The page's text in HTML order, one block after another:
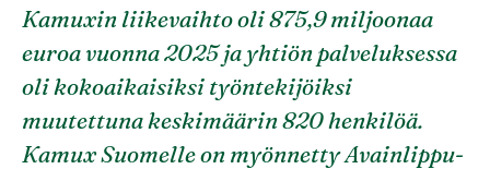
Kamuxin liikevaihto oli 875,9 miljoonaa
euroa vuonna 2025 ja yhtiön palveluksessa
oli kokoaikaisiksi työntekijöiksi
muutettuna keskimäärin 820 henkilöä.
Kamux Suomelle on myönnetty Avainlippu-